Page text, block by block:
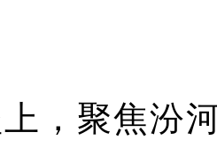
，聚焦汾